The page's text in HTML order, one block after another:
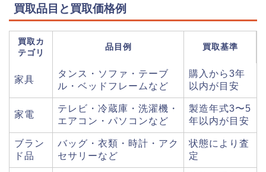
買取品目と買取価格例
買取カ
テゴリ
品目例 買取基準
家具
タンス・ソファ・テーブ
ル・ベッドフレームなど
購入から3年
以内が目安
家電
テレビ・冷蔵庫・洗濯機・
エアコン・パソコンなど
製造年式3〜5
年以内が目安
ブラン
ド品
バッグ・衣類・時計・アク
セサリーなど
状態により査
定